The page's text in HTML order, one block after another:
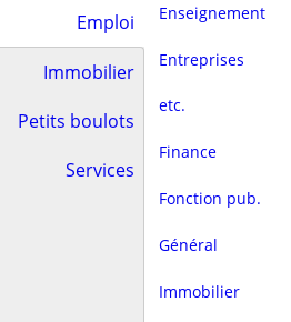
Emploi
Immobilier
Petits boulots
Services
Enseignement
Entreprises
etc.
Finance
Fonction pub.
Général
Immobilier